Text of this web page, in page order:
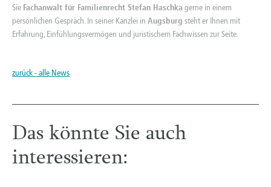
Sie Fachanwalt für Familienrecht Stefan Haschka gerne in einem
persönlichen Gespräch. In seiner Kanzlei in Augsburg steht er Ihnen mit
Erfahrung, Einfühlungsvermögen und juristischem Fachwissen zur Seite.
zurück - alle News
Das könnte Sie auch
interessieren: